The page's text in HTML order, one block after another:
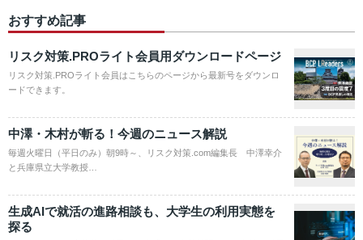
おすすめ記事
リスク対策.PROライト会員用ダウンロードページ
リスク対策.PROライト会員はこちらのページから最新号をダウンロ
ードできます。
中澤・木村が斬る！今週のニュース解説
毎週火曜日（平日のみ）朝9時～、リスク対策.com編集長 中澤幸介
と兵庫県立大学教授…
生成AIで就活の進路相談も、大学生の利用実態を
探る